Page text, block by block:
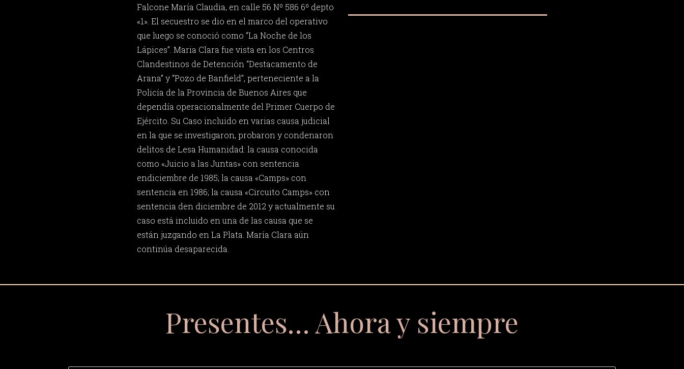
Falcone María Claudia, en calle 56 Nº 586 6º depto
«1». El secuestro se dio en el marco del operativo
que luego se conoció como “La Noche de los
Lápices”. Maria Clara fue vista en los Centros
Clandestinos de Detención “Destacamento de
Arana” y “Pozo de Banfield”, perteneciente a la
Policía de la Provincia de Buenos Aires que
dependía operacionalmente del Primer Cuerpo de
Ejército. Su Caso incluido en varias causa judicial
en la que se investigaron, probaron y condenaron
delitos de Lesa Humanidad: la causa conocida
como «Juicio a las Juntas» con sentencia
endiciembre de 1985; la causa «Camps» con
sentencia en 1986; la causa «Circuito Camps» con
sentencia den diciembre de 2012 y actualmente su
caso está incluido en una de las causa que se
están juzgando en La Plata. María Clara aún
continúa desaparecida.
Presentes… Ahora y siempre